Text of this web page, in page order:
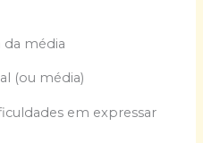
da média
(ou média)
em expressar